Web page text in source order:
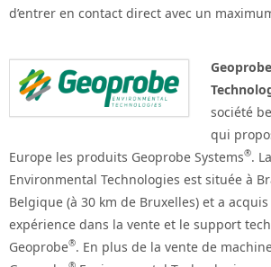
d’entrer en contact direct avec un
Geoprobe
société
qui
Europe les produits Geoprobe Systems®.
Environmental Technologies est située à
Belgique (à 30 km de Bruxelles) et a
expérience dans la vente et le support
Geoprobe®. En plus de la vente de